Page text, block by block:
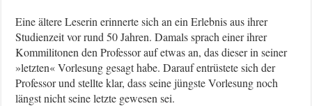
Eine ältere Leserin erinnerte sich an ein Erlebnis aus ihrer
Studienzeit vor rund 50 Jahren. Damals sprach einer ihrer
Kommilitonen den Professor auf etwas an, das dieser in seiner
»letzten« Vorlesung gesagt habe. Darauf entrüstete sich der
Professor und stellte klar, dass seine jüngste Vorlesung noch
längst nicht seine letzte gewesen sei.